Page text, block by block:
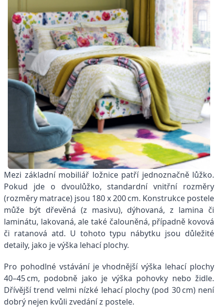
Mezi základní mobiliář ložnice patří jednoznačně lůžko.
Pokud jde o dvoulůžko, standardní vnitřní rozměry
(rozměry matrace) jsou 180 x 200 cm. Konstrukce postele
může být dřevěná (z masivu), dýhovaná, z lamina či
laminátu, lakovaná, ale také čalouněná, případně kovová
či ratanová atd. U tohoto typu nábytku jsou důležité
detaily, jako je výška lehací plochy.
Pro pohodlné vstávání je vhodnější výška lehací plochy
40–45 cm, podobně jako je výška pohovky nebo židle.
Dřívější trend velmi nízké lehací plochy (pod 30 cm) není
dobrý nejen kvůli zvedání z postele.